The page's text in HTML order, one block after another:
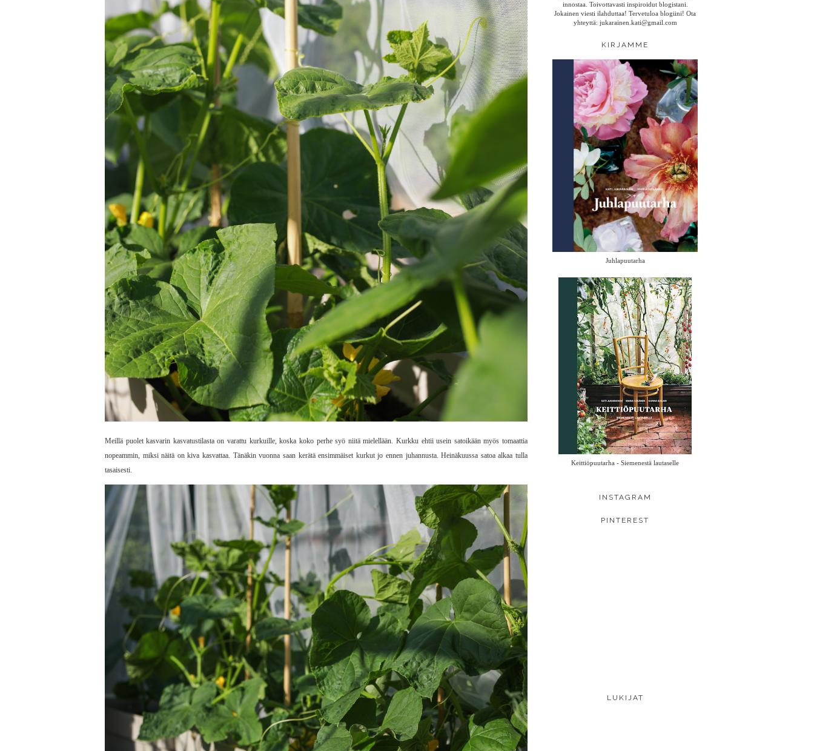
Meillä puolet kasvarin kasvatustilasta on varattu kurkuille, koska koko perhe syö niitä mielellään. Kurkku ehtii usein satoikään myös tomaattia
nopeammin, miksi näitä on kiva kasvattaa. Tänäkin vuonna saan kerätä ensimmäiset kurkut jo ennen juhannusta. Heinäkuussa satoa alkaa tulla
tasaisesti.
innostaa. Toivottavasti inspiroidut blogistani.
Jokainen viesti ilahduttaa! Tervetuloa blogiini! Ota
yhteyttä: jukarainen.kati@gmail.com
KIRJAMME
Juhlapuutarha
Keittiöpuutarha - Siemenestä lautaselle
INSTAGRAM
PINTEREST
LUKIJAT